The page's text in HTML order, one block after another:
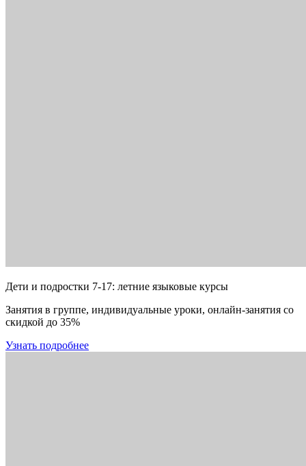
Дети и подростки 7-17: летние языковые курсы
Занятия в группе, индивидуальные уроки, онлайн-занятия со
скидкой до 35%
Узнать подробнее